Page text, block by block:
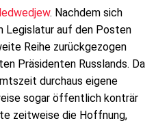
. Nachdem sich
Legislatur auf den Posten
Reihe zurückgezogen
Präsidenten Russlands. Da
durchaus eigene
sogar öffentlich konträr
zeitweise die Hoffnung,